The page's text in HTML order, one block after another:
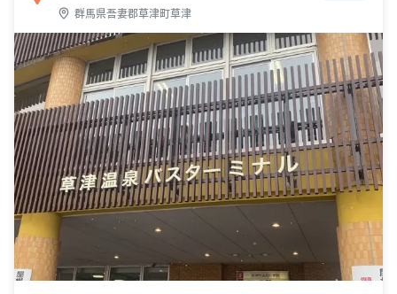
群馬県吾妻郡草津町草津